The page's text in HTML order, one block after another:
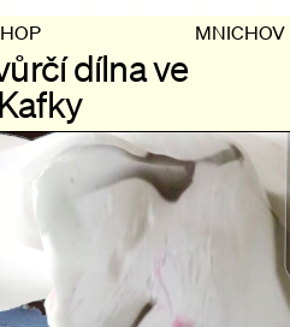
MNICHOV
dílna ve